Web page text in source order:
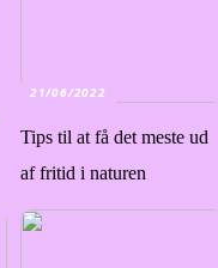
21/06/2022
Tips til at få det meste ud
af fritid i naturen